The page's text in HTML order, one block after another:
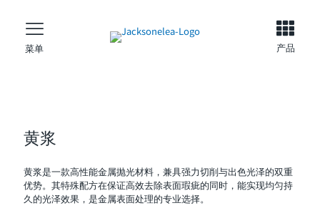
菜单 产品
黄浆
黄浆是一款高性能金属抛光材料，兼具强力切削与出色光泽的双重
优势。其特殊配方在保证高效去除表面瑕疵的同时，能实现均匀持
久的光泽效果，是金属表面处理的专业选择。